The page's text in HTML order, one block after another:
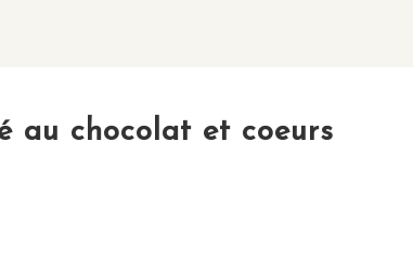
au chocolat et coeurs